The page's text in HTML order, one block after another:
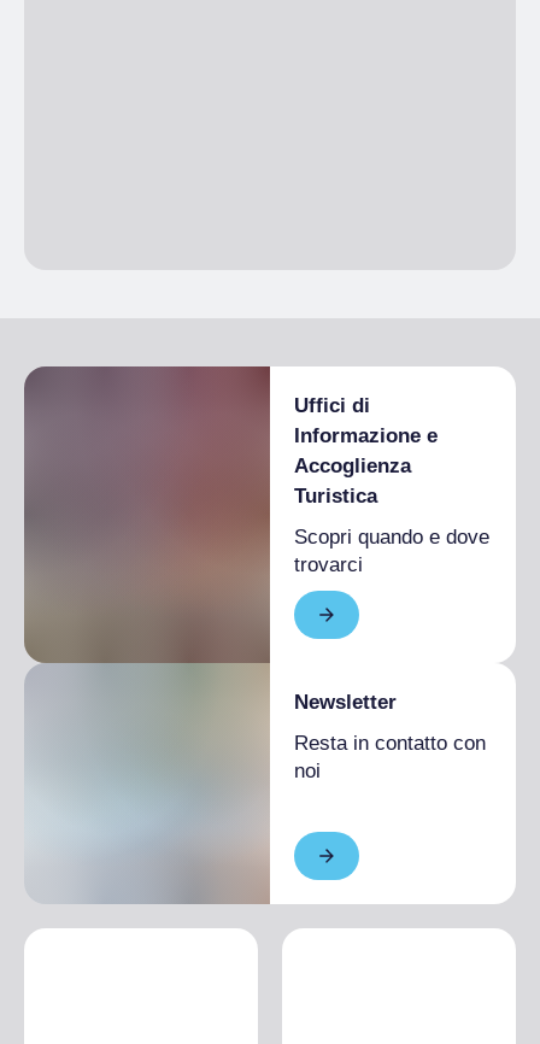
Uffici di
Informazione e
Accoglienza
Turistica
Scopri quando e dove
trovarci
Newsletter
Resta in contatto con
noi